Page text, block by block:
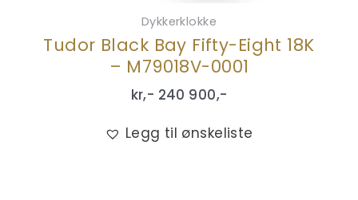
Dykkerklokke
Tudor Black Bay Fifty-Eight 18K
– M79018V-0001
kr,- 240 900,-
Legg til ønskeliste